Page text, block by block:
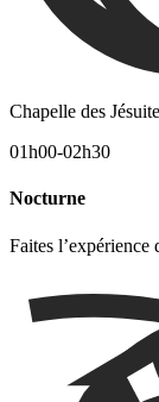
Chapelle des
01h00-02h30
Nocturne
Faites l’expérience